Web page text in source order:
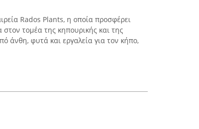
Rados Plants, η οποία προσφέρει
στον τομέα της κηπουρικής και της
άνθη, φυτά και εργαλεία για τον κήπο,